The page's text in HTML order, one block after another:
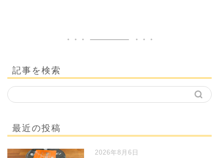
記事を検索
最近の投稿
2026年8月6日